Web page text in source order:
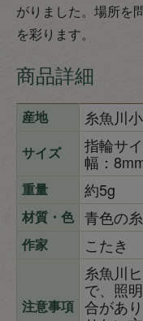
がりました。場所を
を彩ります。
商品詳細
産地 糸魚川
サイズ
指輪サ
幅：
重量 約5g
材質・色 青色の
作家 こたき
注意事項
糸魚川
で、照
合があ